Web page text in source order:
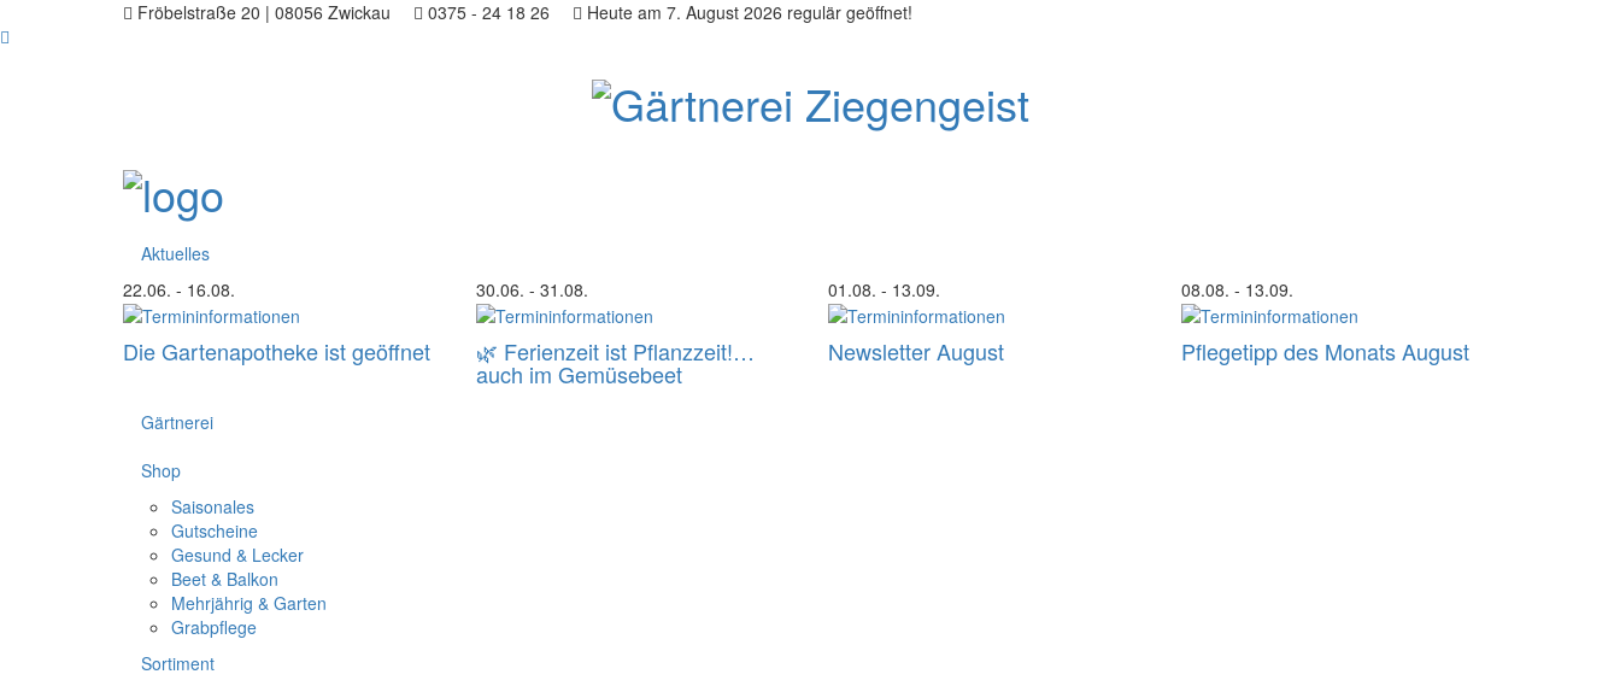
Fröbelstraße 20 | 08056 Zwickau 0375 - 24 18 26 Heute am 7. August 2026 regulär geöffnet!
Aktuelles
22.06. - 16.08.
Die Gartenapotheke ist geöffnet
30.06. - 31.08.
🌿 Ferienzeit ist Pflanzzeit!…
auch im Gemüsebeet
01.08. - 13.09.
Newsletter August
08.08. - 13.09.
Pflegetipp des Monats August
Gärtnerei
Shop
Saisonales
Gutscheine
Gesund & Lecker
Beet & Balkon
Mehrjährig & Garten
Grabpflege
Sortiment